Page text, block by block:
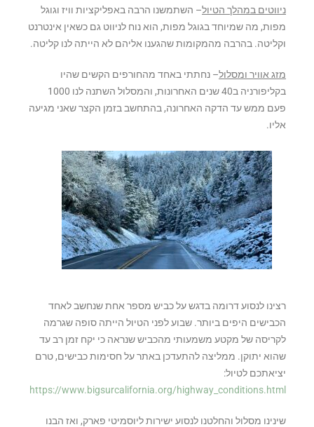
ניווטים במהלך הטיול– השתמשנו הרבה באפליקציות וויז וגוגל
מפות, מה שמיוחד בגוגל מפות, הוא נוח לניווט גם כשאין אינטרנט
וקליטה. בהרבה מהמקומות שהגענו אליהם לא הייתה לנו קליטה.
מזג אוויר ומסלול– נחתתי באחד מהחורפים הקשים שהיו
בקליפורניה ב40 שנים האחרונות, ‏והמסלול השתנה לנו 1000
פעם ממש עד הדקה האחרונה, בהתחשב בזמן הקצר שאני מגיעה
אליו.
‏רצינו לנסוע דרומה בדגש על כביש מספר אחת שנחשב לאחד
הכבישים היפים ביותר. ‏שבוע לפני הטיול הייתה סופה שגרמה
לקריסה של מקטע משמעותי מהכביש שנראה כי יקח זמן רב עד
שהוא יתוקן. ממליצה להתעדכן באתר על חסימות כבישים, טרם
יציאתכם לטיול:
https://www.bigsurcalifornia.org/highway_conditions.html
‏שינינו מסלול והחלטנו לנסוע ישירות ליוסמיטי פארק, ואז הבנו